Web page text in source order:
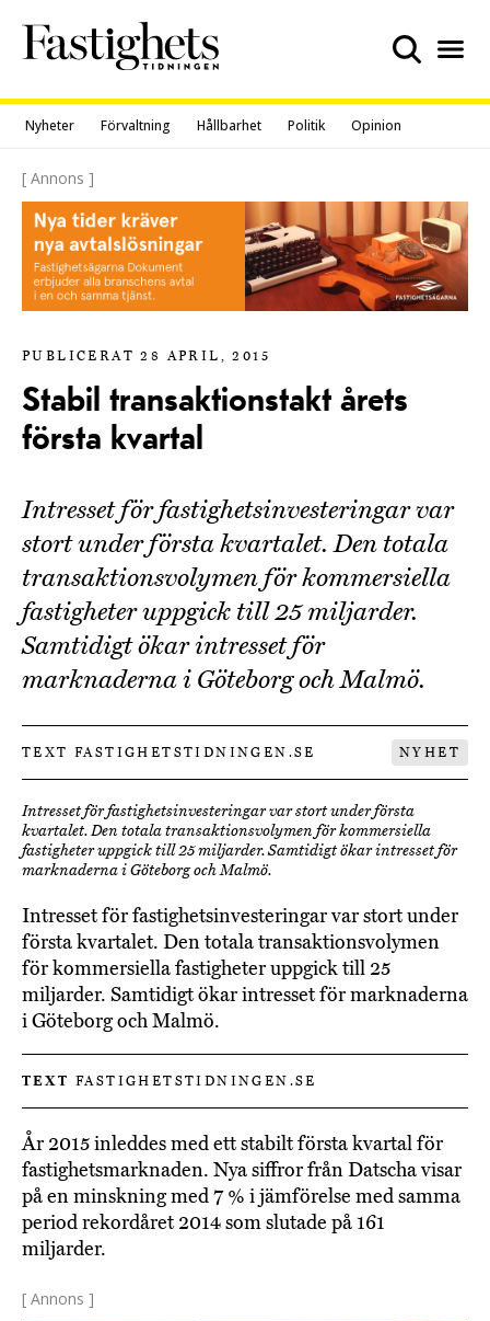
content
Nyheter Förvaltning Hållbarhet Politik Opinion
[ Annons ]
PUBLICERAT 28 APRIL, 2015
Stabil transaktionstakt årets
första kvartal
Intresset för fastighetsinvesteringar var
stort under första kvartalet. Den totala
transaktionsvolymen för kommersiella
fastigheter uppgick till 25 miljarder.
Samtidigt ökar intresset för
marknaderna i Göteborg och Malmö.
TEXT FASTIGHETSTIDNINGEN.SE NYHET
Intresset för fastighetsinvesteringar var stort under första
kvartalet. Den totala transaktionsvolymen för kommersiella
fastigheter uppgick till 25 miljarder. Samtidigt ökar intresset för
marknaderna i Göteborg och Malmö.
Intresset för fastighetsinvesteringar var stort under
första kvartalet. Den totala transaktionsvolymen
för kommersiella fastigheter uppgick till 25
miljarder. Samtidigt ökar intresset för marknaderna
i Göteborg och Malmö.
TEXT FASTIGHETSTIDNINGEN.SE
År 2015 inleddes med ett stabilt första kvartal för
fastighetsmarknaden. Nya siffror från Datscha visar
på en minskning med 7 % i jämförelse med samma
period rekordåret 2014 som slutade på 161
miljarder.
[ Annons ]